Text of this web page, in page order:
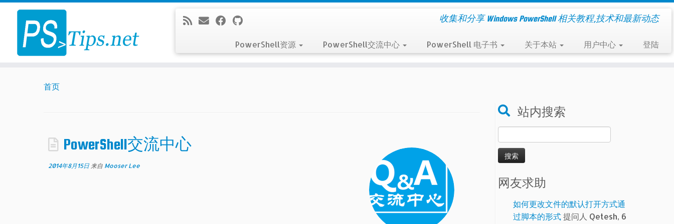
Skip
content
收集和分享 Windows PowerShell 相关教程,技术和最新动态
PowerShell资源 PowerShell交流中心 PowerShell 电子书 关于本站 用户中心 登陆
首页
PowerShell交流中心
2014年8月15日 来自 Mooser Lee
站内搜索
索：
网友求助
如何更改文件的默认打开方式通
过脚本的形式提问人 Qetesh, 6